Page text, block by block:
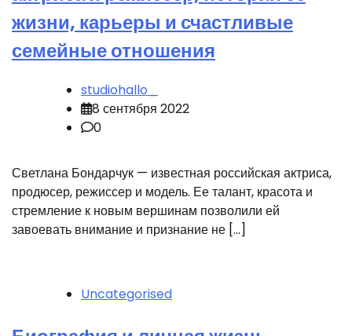
жизни, карьеры и счастливые
семейные отношения
studiohallo_
8 сентября 2022
0
Светлана Бондарчук — известная российская актриса,
продюсер, режиссер и модель. Ее талант, красота и
стремление к новым вершинам позволили ей
завоевать внимание и признание не […]
Uncategorised